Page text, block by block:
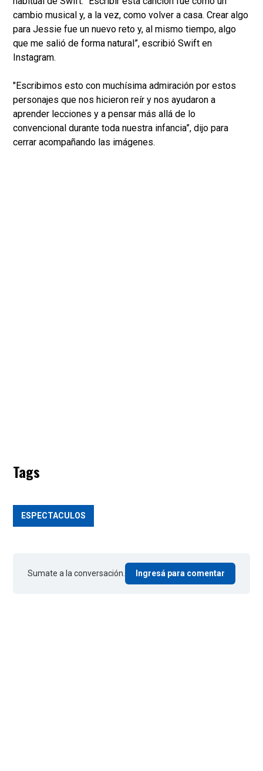
cambio musical y, a la vez, como volver a casa. Crear algo
para Jessie fue un nuevo reto y, al mismo tiempo, algo
que me salió de forma natural”, escribió Swift en
Instagram.
"Escribimos esto con muchísima admiración por estos
personajes que nos hicieron reír y nos ayudaron a
aprender lecciones y a pensar más allá de lo
convencional durante toda nuestra infancia”, dijo para
cerrar acompañando las imágenes.
Tags
ESPECTACULOS
Sumate a la conversación. Ingresá para comentar